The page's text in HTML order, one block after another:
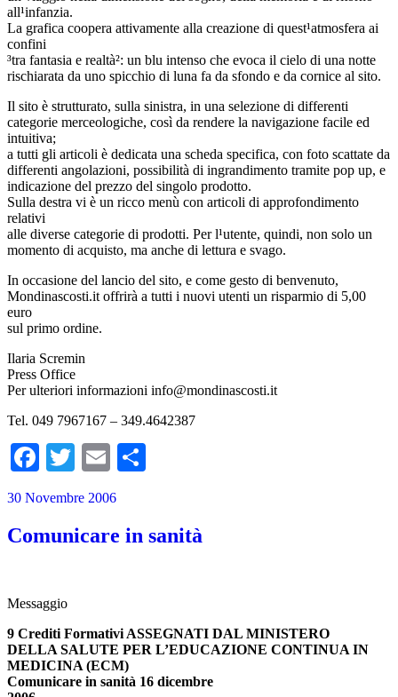
all¹infanzia.
La grafica coopera attivamente alla creazione di quest¹atmosfera ai
confini
³tra fantasia e realtà²: un blu intenso che evoca il cielo di una notte
rischiarata da uno spicchio di luna fa da sfondo e da cornice al sito.
Il sito è strutturato, sulla sinistra, in una selezione di differenti
categorie merceologiche, così da rendere la navigazione facile ed
intuitiva;
a tutti gli articoli è dedicata una scheda specifica, con foto scattate da
differenti angolazioni, possibilità di ingrandimento tramite pop up, e
indicazione del prezzo del singolo prodotto.
Sulla destra vi è un ricco menù con articoli di approfondimento
relativi
alle diverse categorie di prodotti. Per l¹utente, quindi, non solo un
momento di acquisto, ma anche di lettura e svago.
In occasione del lancio del sito, e come gesto di benvenuto,
Mondinascosti.it offrirà a tutti i nuovi utenti un risparmio di 5,00
euro
sul primo ordine.
Ilaria Scremin
Press Office
Per ulteriori informazioni info@mondinascosti.it
Tel. 049 7967167 – 349.4642387
Facebook
TwitterEmail
30 Novembre 2006
Comunicare in sanità
Messaggio
9 Crediti Formativi ASSEGNATI DAL MINISTERO
DELLA SALUTE PER L’EDUCAZIONE CONTINUA IN
MEDICINA (ECM)
Comunicare in sanità 16 dicembre